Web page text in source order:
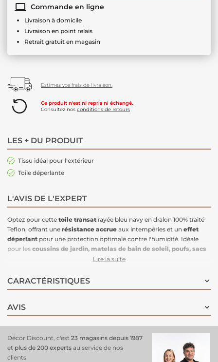
Commande en ligne
Livraison à domicile
Livraison en point relais
Retrait gratuit en magasin
Estimez vos frais de livraison.
Ce produit n'est ni repris ni échangé.
Consultez nos conditions de retours
LES + DU PRODUIT
Tissu idéal pour l'extérieur
Toile déperlante
L'AVIS DE L'EXPERT
Optez pour cette toile transat rayée bleu navy en dralon 100% traité
Teflon, offrant une résistance accrue aux intempéries et un effet
déperlant pour une protection optimale contre l'humidité. Idéale
pour les coussins de jardin, matelas de bain de soleil, poufs, sacs
de plage, et chaises longues , elle combine
pour l’extérieur, garantissant une longue durée de vie tout en étant
facile à entretenir.
Caractéristiques :
Matériau : Dralon 100% traité Teflon
Caractéristiques: Déperlant, résistant, facile à entretenir
Lire la suite
CARACTÉRISTIQUES
AVIS
Décor Discount, c'est 23 magasins depuis 1987
et plus de 200 experts au service de nos
clients.